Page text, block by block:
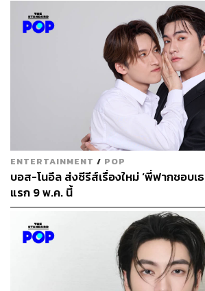
ENTERTAINMENT / POP
บอส-โนอึล ส่งซีรีส์เรื่องใหม่ ‘พี่ฟากชอบเ
แรก 9 พ.ค. นี้